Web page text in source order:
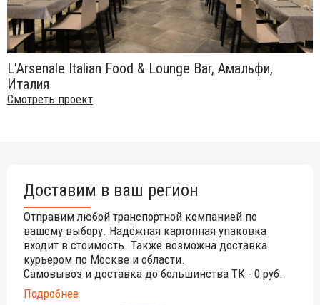
L'Arsenale Italian Food & Lounge Bar, Амальфи,
Италия
Смотреть проект
Доставим в ваш регион
Отправим любой транспортной компанией по
вашему выбору. Надёжная картонная упаковка
входит в стоимость. Также возможна доставка
курьером по Москве и области.
Самовывоз и доставка до большинства ТК - 0 руб.
Подробнее